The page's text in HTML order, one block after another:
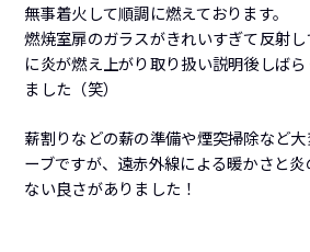
無事着火して順調に燃えております。
燃焼室扉のガラスがきれいすぎて反射
に炎が燃え上がり取り扱い説明後しば
ました（笑）
薪割りなどの薪の準備や煙突掃除など
ーブですが、遠赤外線による暖かさと
ない良さがありました！